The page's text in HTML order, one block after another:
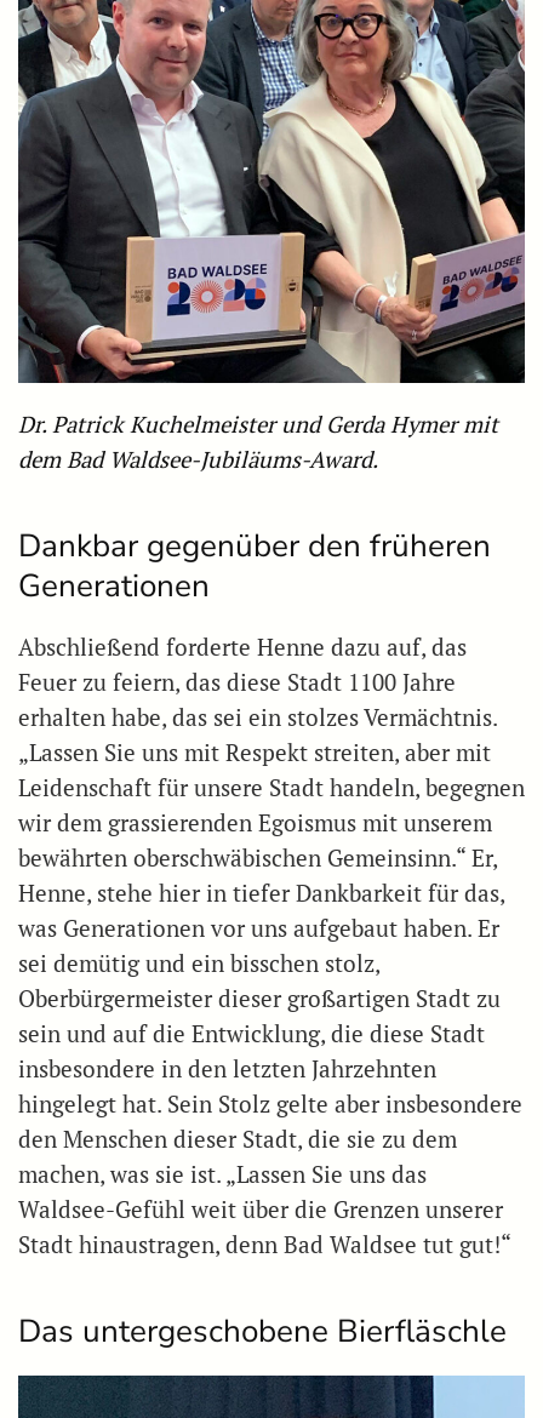
Dr. Patrick Kuchelmeister und Gerda Hymer mit
dem Bad Waldsee-Jubiläums-Award.
Dankbar gegenüber den früheren
Generationen
Abschließend forderte Henne dazu auf, das
Feuer zu feiern, das diese Stadt 1100 Jahre
erhalten habe, das sei ein stolzes Vermächtnis.
„Lassen Sie uns mit Respekt streiten, aber mit
Leidenschaft für unsere Stadt handeln, begegnen
wir dem grassierenden Egoismus mit unserem
bewährten oberschwäbischen Gemeinsinn.“ Er,
Henne, stehe hier in tiefer Dankbarkeit für das,
was Generationen vor uns aufgebaut haben. Er
sei demütig und ein bisschen stolz,
Oberbürgermeister dieser großartigen Stadt zu
sein und auf die Entwicklung, die diese Stadt
insbesondere in den letzten Jahrzehnten
hingelegt hat. Sein Stolz gelte aber insbesondere
den Menschen dieser Stadt, die sie zu dem
machen, was sie ist. „Lassen Sie uns das
Waldsee-Gefühl weit über die Grenzen unserer
Stadt hinaustragen, denn Bad Waldsee tut gut!“
Das untergeschobene Bierfläschle